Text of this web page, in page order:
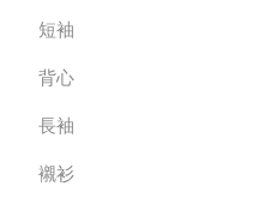
短袖
背心
長袖
襯衫